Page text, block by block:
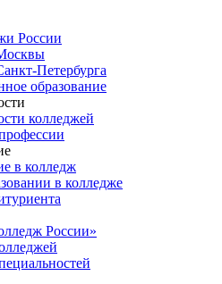
России
Петербурга
образование
колледжей
в колледж
в колледже
России»